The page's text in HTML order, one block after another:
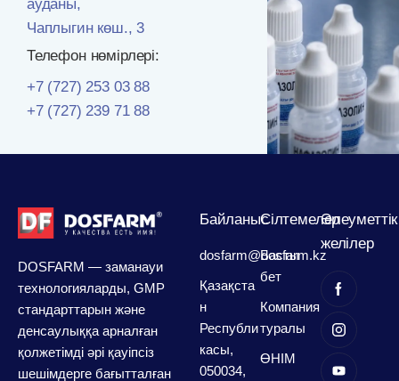
ауданы,
Чаплыгин көш., 3
Телефон нөмірлері:
+7 (727) 253 03 88
+7 (727) 239 71 88
DOSFARM — заманауи
технологияларды, GMP
стандарттарын және
денсаулыққа арналған
қолжетімді әрі қауіпсіз
шешімдерге бағытталған
Байланыс
dosfarm@dosfarm.kz
Қазақста
н
Республи
касы,
050034,
Сілтемелер
Басты
бет
Компания
туралы
ӨНІМ
Әлеуметтік
желілер